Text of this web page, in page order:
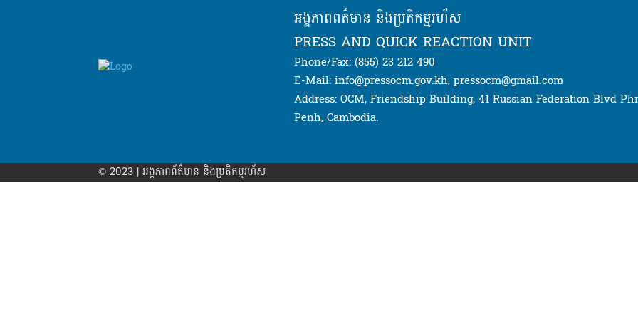
អង្គភាពពត៌មាន និងប្រតិកម្មរហ័ស
PRESS AND QUICK REACTION UNIT
Phone/Fax: (855) 23 212 490
E-Mail: info@pressocm.gov.kh, pressocm@gmail.com
Address: OCM, Friendship Building, 41 Russian Federation Blvd
Penh, Cambodia.
© 2023 | អង្គភាព​ព័ត៌មាន​ និងប្រតិកម្មរហ័ស